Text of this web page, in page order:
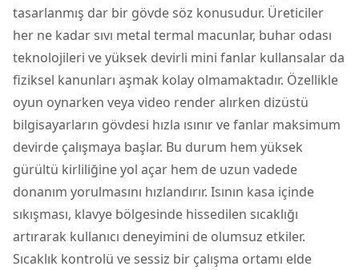
tasarlanmış dar bir gövde söz konusudur. Üreticiler
her ne kadar sıvı metal termal macunlar, buhar odası
teknolojileri ve yüksek devirli mini fanlar kullansalar da
fiziksel kanunları aşmak kolay olmamaktadır. Özellikle
oyun oynarken veya video render alırken dizüstü
bilgisayarların gövdesi hızla ısınır ve fanlar maksimum
devirde çalışmaya başlar. Bu durum hem yüksek
gürültü kirliliğine yol açar hem de uzun vadede
donanım yorulmasını hızlandırır. Isının kasa içinde
sıkışması, klavye bölgesinde hissedilen sıcaklığı
artırarak kullanıcı deneyimini de olumsuz etkiler.
Sıcaklık kontrolü ve sessiz bir çalışma ortamı elde